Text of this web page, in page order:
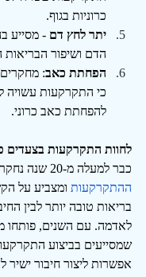
כרוניות בגוף.
יתר לחץ דם - מסייע
הדם ושיפור הבריאות
הפחתת כאב:
כי התקרקעות עשויה
להפחתת כאב כרוני.
לחוות התקרקעות בצעדים
כבר למעלה מ-20 שנה נחקר תחום
ההתקרקעות ומצביע על
בריאות טובה יותר לבין
לאדמה. עם השנים, פותחו
שמסייעים בביצוע
אפשרות ליצור חיבור